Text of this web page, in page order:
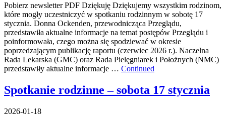
Pobierz newsletter PDF Dziękuję Dziękujemy wszystkim rodzinom,
które mogły uczestniczyć w spotkaniu rodzinnym w sobotę 17
stycznia. Donna Ockenden, przewodnicząca Przeglądu,
przedstawiła aktualne informacje na temat postępów Przeglądu i
poinformowała, czego można się spodziewać w okresie
poprzedzającym publikację raportu (czerwiec 2026 r.). Naczelna
Rada Lekarska (GMC) oraz Rada Pielęgniarek i Położnych (NMC)
przedstawiły aktualne informacje … Continued
Spotkanie rodzinne – sobota 17 stycznia
2026-01-18